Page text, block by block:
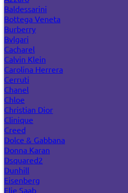
Baldessarini
Bottega Veneta
Burberry
Bvlgari
Cacharel
Calvin Klein
Carolina Herrera
Cerruti
Chanel
Chloe
Christian Dior
Clinique
Creed
Dolce & Gabbana
Donna Karan
Dsquared2
Dunhill
Eisenberg
Elie Saab